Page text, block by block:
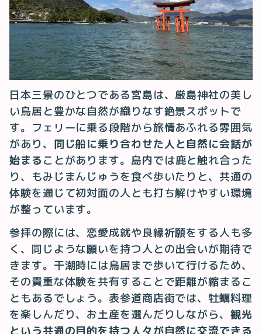
日本三景のひとつである宮島は、厳島神社の美し
い鳥居と豊かな自然が織りなす絶景スポットで
す。フェリーに乗る段階から旅情あふれる雰囲気
があり、 同じ船に乗り合わせた人と自然に会話が
始まる ことがあります。島内では鹿と触れ合った
り、もみじまんじゅうを食べ歩いたりと、共通の
体験を通じて初対面の人とも打ち解けやすい環境
が整っています。
参拝の際には、恋愛成就や良縁祈願をする人も多
く、同じような願いを持つ人との出会いが期待で
きます。干潮時には鳥居まで歩いて行けるため、
その貴重な体験を共有することで距離が縮まるこ
ともあるでしょう。表参道商店街では、牡蠣料理
を楽しんだり、お土産を選んだりしながら、 観光
という共通の目的を持つ人々が自然に交流できる